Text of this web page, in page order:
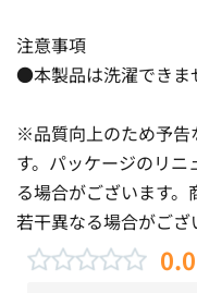
注意事項
●本製品は洗濯できま
※品質向上のため予告
す。パッケージのリ
る場合がございます。
若干異なる場合がござ
0.0